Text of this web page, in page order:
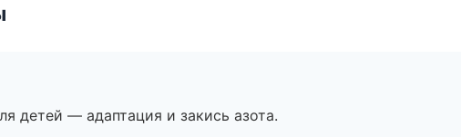
детей — адаптация и закись азота.